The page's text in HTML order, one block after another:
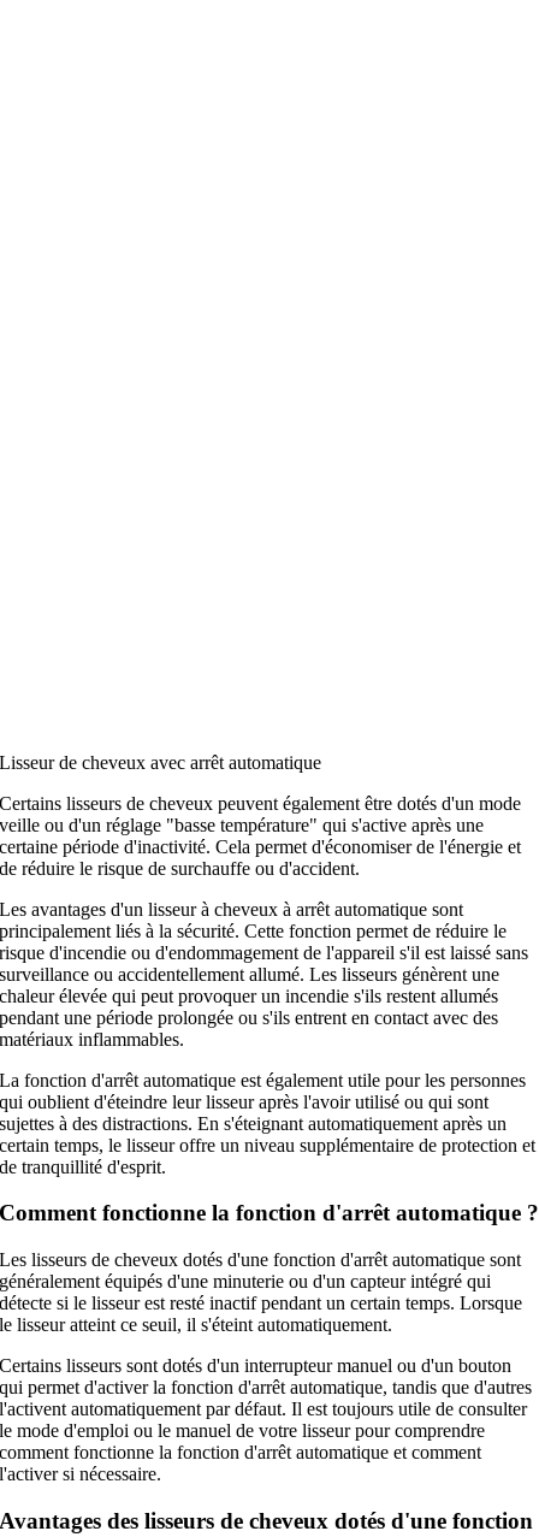
Lisseur de cheveux avec arrêt automatique
Certains lisseurs de cheveux peuvent également être dotés d'un mode
veille ou d'un réglage "basse température" qui s'active après une
certaine période d'inactivité. Cela permet d'économiser de l'énergie et
de réduire le risque de surchauffe ou d'accident.
Les avantages d'un lisseur à cheveux à arrêt automatique sont
principalement liés à la sécurité. Cette fonction permet de réduire le
risque d'incendie ou d'endommagement de l'appareil s'il est laissé sans
surveillance ou accidentellement allumé. Les lisseurs génèrent une
chaleur élevée qui peut provoquer un incendie s'ils restent allumés
pendant une période prolongée ou s'ils entrent en contact avec des
matériaux inflammables.
La fonction d'arrêt automatique est également utile pour les personnes
qui oublient d'éteindre leur lisseur après l'avoir utilisé ou qui sont
sujettes à des distractions. En s'éteignant automatiquement après un
certain temps, le lisseur offre un niveau supplémentaire de protection et
de tranquillité d'esprit.
Comment fonctionne la fonction d'arrêt automatique ?
Les lisseurs de cheveux dotés d'une fonction d'arrêt automatique sont
généralement équipés d'une minuterie ou d'un capteur intégré qui
détecte si le lisseur est resté inactif pendant un certain temps. Lorsque
le lisseur atteint ce seuil, il s'éteint automatiquement.
Certains lisseurs sont dotés d'un interrupteur manuel ou d'un bouton
qui permet d'activer la fonction d'arrêt automatique, tandis que d'autres
l'activent automatiquement par défaut. Il est toujours utile de consulter
le mode d'emploi ou le manuel de votre lisseur pour comprendre
comment fonctionne la fonction d'arrêt automatique et comment
l'activer si nécessaire.
Avantages des lisseurs de cheveux dotés d'une fonction